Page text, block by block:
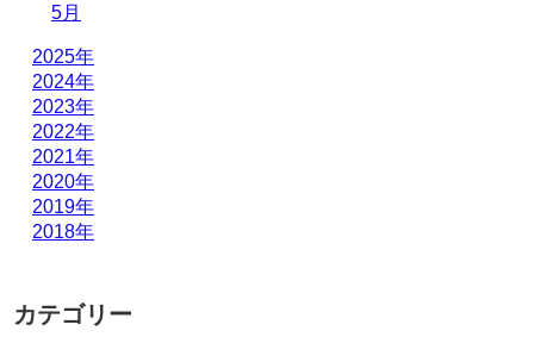
5月
2025年
2024年
2023年
2022年
2021年
2020年
2019年
2018年
カテゴリー